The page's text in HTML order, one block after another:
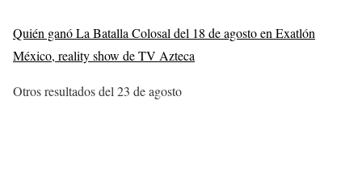
Quién ganó La Batalla Colosal del 18 de agosto en Exatlón
México, reality show de TV Azteca
Otros resultados del 23 de agosto